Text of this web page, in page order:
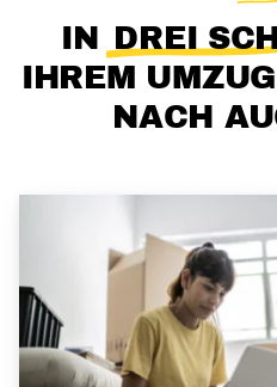
IN DREI
IHREM
NACH